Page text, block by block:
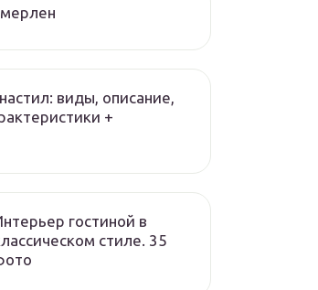
виды, описание,
+
гостиной в
стиле. 35